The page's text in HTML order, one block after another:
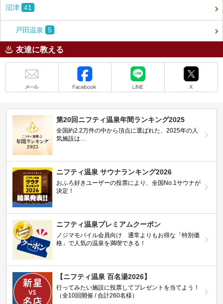
沼津 41
戸田温泉 5
友達に教える
第20回ニフティ温泉年間ランキング2025
全国約2.2万件の中から頂点に選ばれた、2025年の人
気施設は…
ニフティ温泉 サウナランキング2026
おふろ好きユーザーの投票により、全国No.1サウナが
決定！
ニフティ温泉プレミアムクーポン
ノジマモバイル会員向け 通常よりもお得な「特別価
格」で人気の温泉を満喫できる！
【ニフティ温泉 百名湯2026】
行ってみたい施設に投票してプレゼントを当てよう！
（全10回開催 / 合計260名様）